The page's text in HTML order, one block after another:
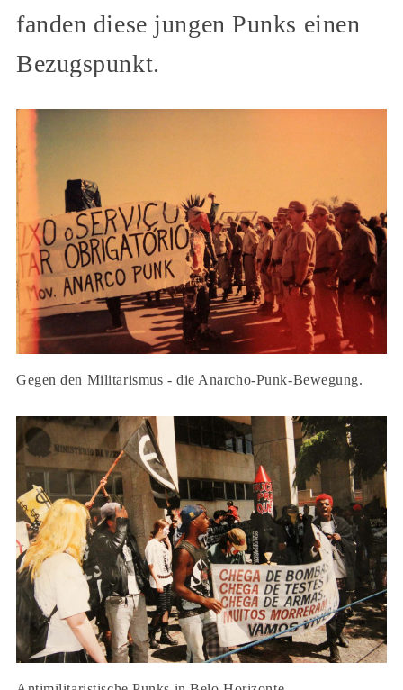
fanden diese jungen Punks einen
Bezugspunkt.
Gegen den Militarismus - die Anarcho-Punk-Bewegung.